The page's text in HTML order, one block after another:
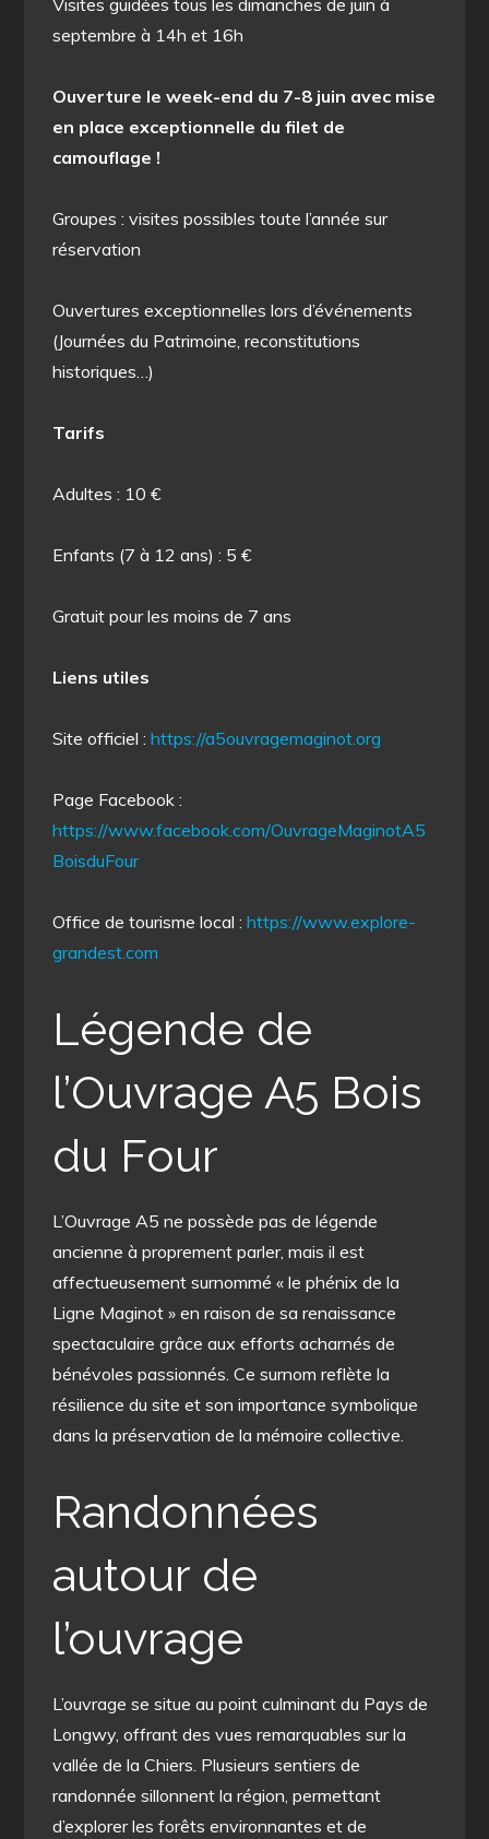
Visites guidées tous les dimanches de juin à
septembre à 14h et 16h
Ouverture le week-end du 7-8 juin avec mise
en place exceptionnelle du filet de
camouflage !
Groupes : visites possibles toute l’année sur
réservation
Ouvertures exceptionnelles lors d’événements
(Journées du Patrimoine, reconstitutions
historiques…)
Tarifs
Adultes : 10 €
Enfants (7 à 12 ans) : 5 €
Gratuit pour les moins de 7 ans
Liens utiles
Site officiel :https://a5ouvragemaginot.org
Page Facebook :
https://www.facebook.com/OuvrageMaginotA5
BoisduFour
Office de tourisme local :https://www.explore-
grandest.com
Légende de
l’Ouvrage A5 Bois
du Four
L’Ouvrage A5 ne possède pas de légende
ancienne à proprement parler, mais il est
affectueusement surnommé « le phénix de la
Ligne Maginot » en raison de sa renaissance
spectaculaire grâce aux efforts acharnés de
bénévoles passionnés. Ce surnom reflète la
résilience du site et son importance symbolique
dans la préservation de la mémoire collective.
Randonnées
autour de
l’ouvrage
L’ouvrage se situe au point culminant du Pays de
Longwy, offrant des vues remarquables sur la
vallée de la Chiers. Plusieurs sentiers de
randonnée sillonnent la région, permettant
d’explorer les forêts environnantes et de